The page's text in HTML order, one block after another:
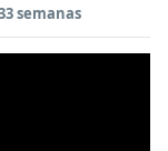
semanas